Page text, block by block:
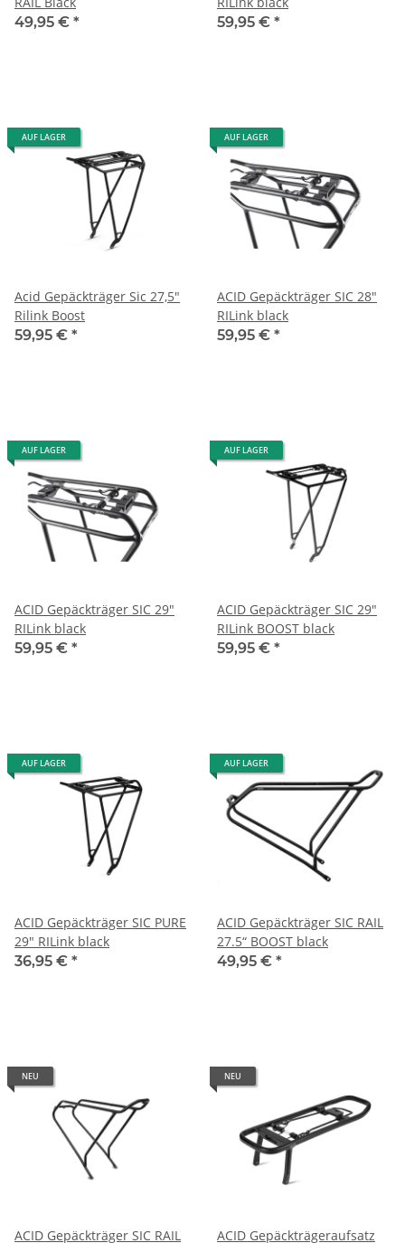
49,95 € *
59,95 € *
AUF LAGER
Acid Gepäckträger Sic 27,5"
Rilink Boost
59,95 € *
AUF LAGER
ACID Gepäckträger SIC 28"
RILink black
59,95 € *
AUF LAGER
ACID Gepäckträger SIC 29"
RILink black
59,95 € *
AUF LAGER
ACID Gepäckträger SIC 29"
RILink BOOST black
59,95 € *
AUF LAGER
ACID Gepäckträger SIC PURE
29" RILink black
36,95 € *
AUF LAGER
ACID Gepäckträger SIC RAIL
27.5“ BOOST black
49,95 € *
NEU
ACID Gepäckträger SIC RAIL
NEU
ACID Gepäckträgeraufsatz